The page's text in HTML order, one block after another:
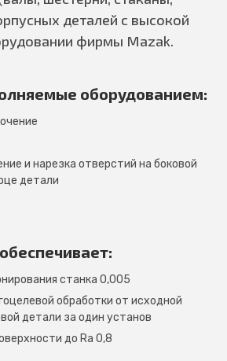
деталей с высокой
фирмы Mazak.
оборудованием:
и нарезка отверстий на боковой
детали
станка 0,005
обработки от исходной
детали за один установ
до Ra 0,8